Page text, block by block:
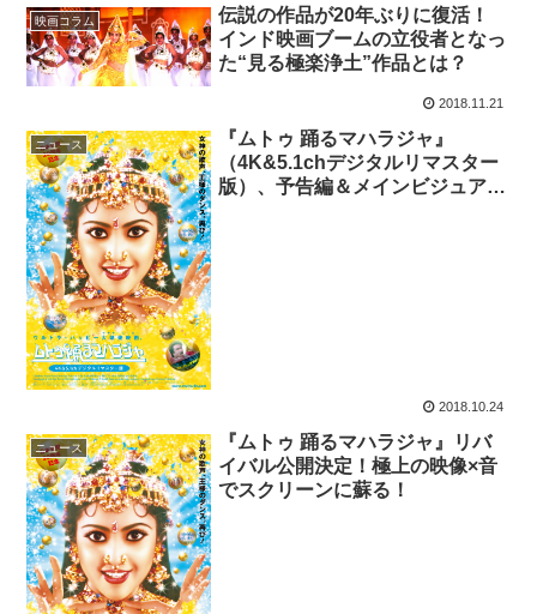
映画コラム
伝説の作品が20年ぶりに復活！
インド映画ブームの立役者となっ
た“見る極楽浄土”作品とは？
2018.11.21
ニュース
『ムトゥ 踊るマハラジャ』
（4K&5.1chデジタルリマスター
版）、予告編＆メインビジュアル
2018.10.24
ニュース
『ムトゥ 踊るマハラジャ』リバ
イバル公開決定！極上の映像×音
でスクリーンに蘇る！